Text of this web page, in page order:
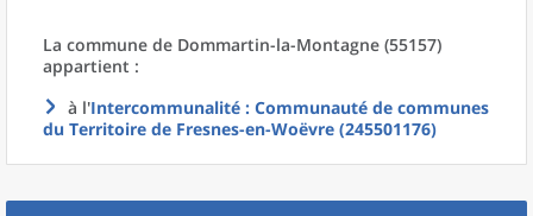
La commune de Dommartin-la-Montagne (55157)
appartient :
à l'Intercommunalité : Communauté de communes
du Territoire de Fresnes-en-Woëvre (245501176)